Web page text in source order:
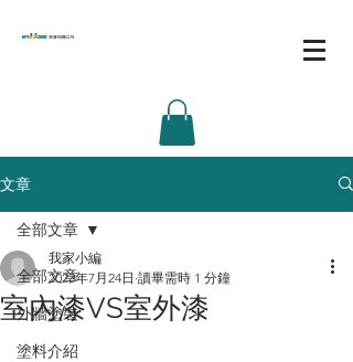
文章
全部文章
外牆塗裝
塗料介紹
全部文章
室內漆VS室外漆
我家小編
2023年7月24日 讀畢需時 1 分鐘